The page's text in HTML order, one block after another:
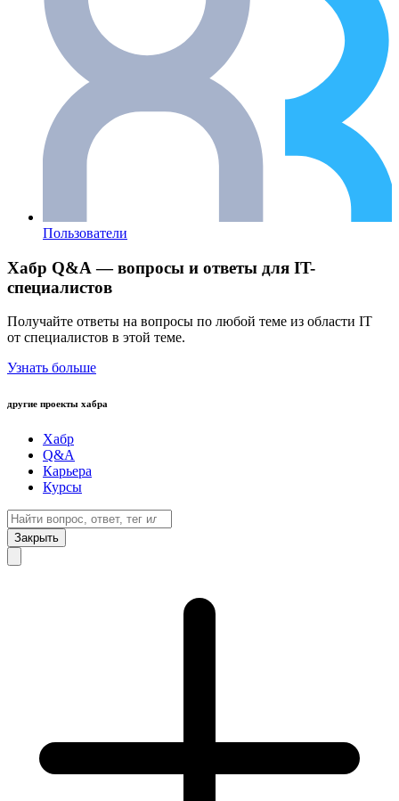
Пользователи
Хабр Q&A — вопросы и ответы для IT-
специалистов
Получайте ответы на вопросы по любой теме из области IT
от специалистов в этой теме.
Узнать больше
другие проекты хабра
Хабр
Q&A
Карьера
Курсы
Закрыть